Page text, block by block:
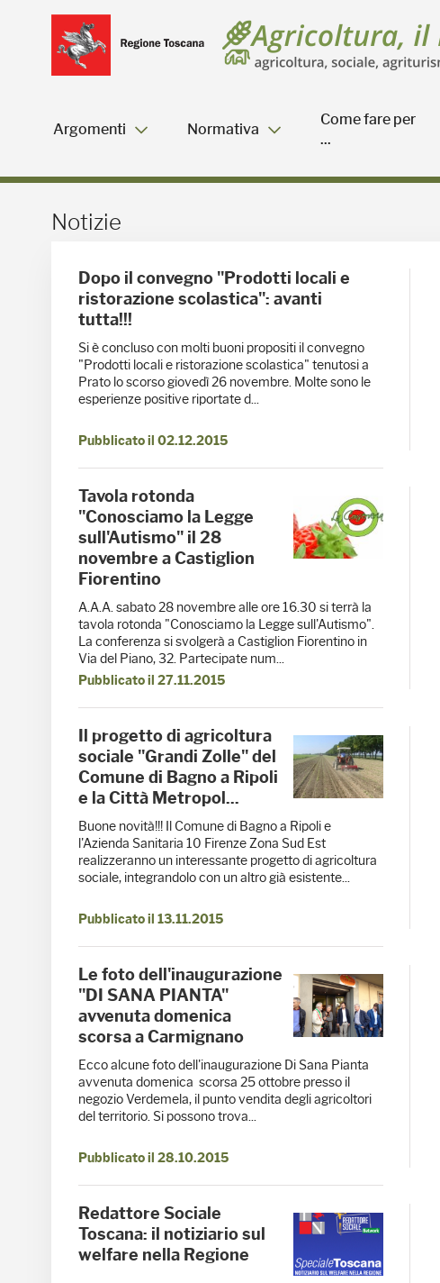
Skip to Main Content
Argomenti Normativa
Come fare per
...
Notizie - Blog Agricoltura
Notizie
Dopo il convegno "Prodotti locali e
ristorazione scolastica": avanti
tutta!!!
Si è concluso con molti buoni propositi il convegno
"Prodotti locali e ristorazione scolastica" tenutosi a
Prato lo scorso giovedì 26 novembre. Molte sono le
esperienze positive riportate d...
Pubblicato il 02.12.2015
Tavola rotonda
"Conosciamo la Legge
sull'Autismo" il 28
novembre a Castiglion
Fiorentino
A.A.A. sabato 28 novembre alle ore 16.30 si terrà la
tavola rotonda "Conosciamo la Legge sull'Autismo".
La conferenza si svolgerà a Castiglion Fiorentino in
Via del Piano, 32. Partecipate num...
Pubblicato il 27.11.2015
Il progetto di agricoltura
sociale "Grandi Zolle" del
Comune di Bagno a Ripoli
e la Città Metropol...
Buone novità!!! Il Comune di Bagno a Ripoli e
l'Azienda Sanitaria 10 Firenze Zona Sud Est
realizzeranno un interessante progetto di agricoltura
sociale, integrandolo con un altro già esistente...
Pubblicato il 13.11.2015
Le foto dell'inaugurazione
"DI SANA PIANTA"
avvenuta domenica
scorsa a Carmignano
Ecco alcune foto dell'inaugurazione Di Sana Pianta
avvenuta domenica scorsa 25 ottobre presso il
negozio Verdemela, il punto vendita degli agricoltori
del territorio. Si possono trova...
Pubblicato il 28.10.2015
Redattore Sociale
Toscana: il notiziario sul
welfare nella Regione